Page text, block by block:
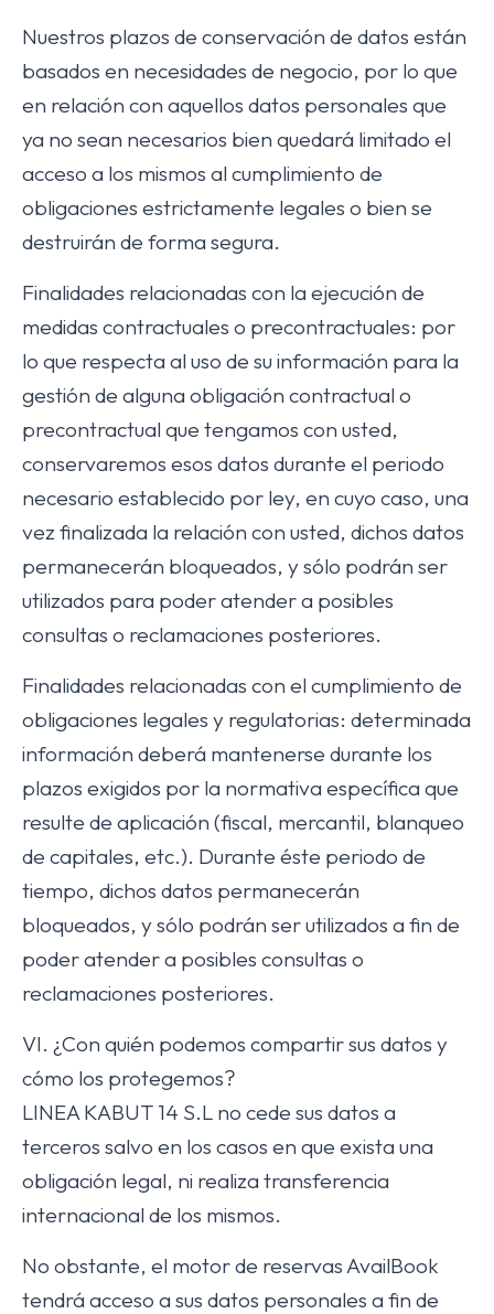
Nuestros plazos de conservación de datos están
basados en necesidades de negocio, por lo que
en relación con aquellos datos personales que
ya no sean necesarios bien quedará limitado el
acceso a los mismos al cumplimiento de
obligaciones estrictamente legales o bien se
destruirán de forma segura.
Finalidades relacionadas con la ejecución de
medidas contractuales o precontractuales: por
lo que respecta al uso de su información para la
gestión de alguna obligación contractual o
precontractual que tengamos con usted,
conservaremos esos datos durante el periodo
necesario establecido por ley, en cuyo caso, una
vez finalizada la relación con usted, dichos datos
permanecerán bloqueados, y sólo podrán ser
utilizados para poder atender a posibles
consultas o reclamaciones posteriores.
Finalidades relacionadas con el cumplimiento de
obligaciones legales y regulatorias: determinada
información deberá mantenerse durante los
plazos exigidos por la normativa específica que
resulte de aplicación (fiscal, mercantil, blanqueo
de capitales, etc.). Durante éste periodo de
tiempo, dichos datos permanecerán
bloqueados, y sólo podrán ser utilizados a fin de
poder atender a posibles consultas o
reclamaciones posteriores.
VI. ¿Con quién podemos compartir sus datos y
cómo los protegemos?
LINEA KABUT 14 S.L no cede sus datos a
terceros salvo en los casos en que exista una
obligación legal, ni realiza transferencia
internacional de los mismos.
No obstante, el motor de reservas AvailBook
tendrá acceso a sus datos personales a fin de